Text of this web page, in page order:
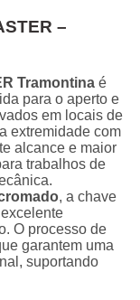
–
Tramontinaé
para o aperto e
em locais de
extremidade com
alcance e maior
trabalhos de
, a chave
O processo de
garantem uma
suportando